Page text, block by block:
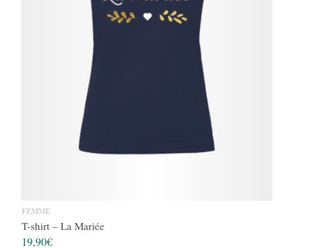
FEMME
T-shirt – La Mariée
19,90€